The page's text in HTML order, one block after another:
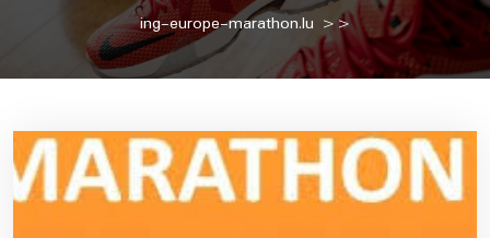
ing-europe-marathon.lu >>